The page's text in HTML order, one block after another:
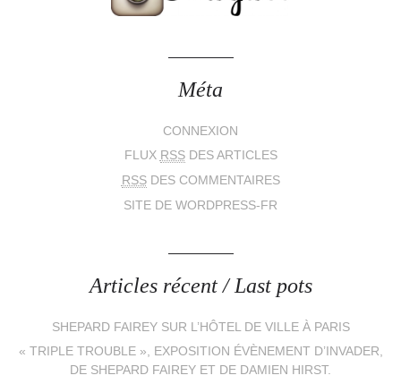
Méta
CONNEXION
FLUX RSSDES ARTICLES
RSSDES COMMENTAIRES
SITE DE WORDPRESS-FR
Articles récent / Last pots
SHEPARD FAIREY SUR L’HÔTEL DE VILLE À PARIS
« TRIPLE TROUBLE », EXPOSITION ÉVÈNEMENT D’INVADER,
DE SHEPARD FAIREY ET DE DAMIEN HIRST.